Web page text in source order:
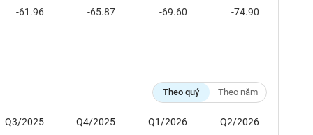
-61.96 -65.87 -69.60 -74.90
Theo quý Theo năm
Q3/2025 Q4/2025 Q1/2026 Q2/2026